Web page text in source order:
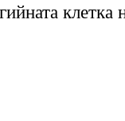
клетка